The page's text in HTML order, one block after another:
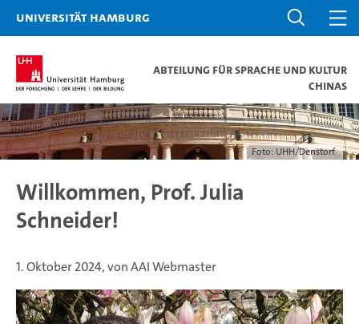
Universität Hamburg
Abteilung für Sprache und Kultur
Chinas
Foto: UHH/Denstorf
Willkommen, Prof. Julia
Schneider!
1. Oktober 2024, von AAI Webmaster